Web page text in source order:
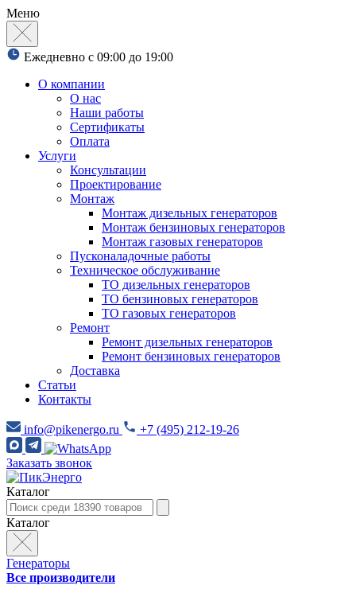
Меню
Ежедневно с 09:00 до 19:00
О компании
О нас
Наши работы
Сертификаты
Оплата
Услуги
Консультации
Проектирование
Монтаж
Монтаж дизельных генераторов
Монтаж бензиновых генераторов
Монтаж газовых генераторов
Пусконаладочные работы
Техническое обслуживание
ТО дизельных генераторов
ТО бензиновых генераторов
ТО газовых генераторов
Ремонт
Ремонт дизельных генераторов
Ремонт бензиновых генераторов
Доставка
Статьи
Контакты
info@pikenergo.ru +7 (495) 212-19-26
Заказать звонок
Каталог
Каталог
Генераторы
Все производители